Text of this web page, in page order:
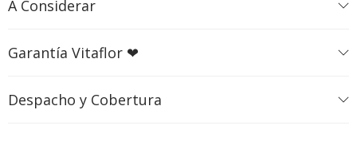
A Considerar
Garantía Vitaflor ❤
Despacho y Cobertura